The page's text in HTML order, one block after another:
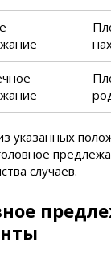
указанных
случаев.